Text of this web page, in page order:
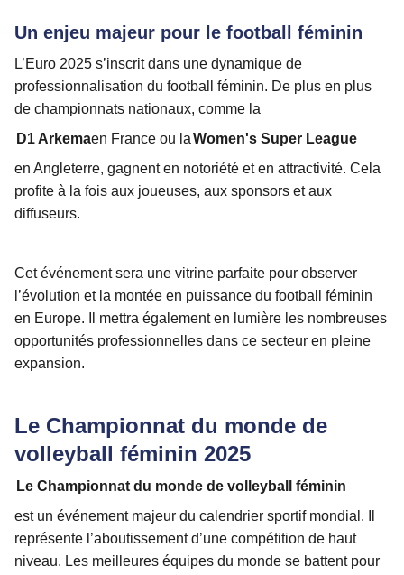
Un enjeu majeur pour le football féminin
L’Euro 2025 s’inscrit dans une dynamique de
professionnalisation du football féminin. De plus en plus
de championnats nationaux, comme la
D1 Arkemaen France ou laWomen's Super League
en Angleterre, gagnent en notoriété et en attractivité. Cela
profite à la fois aux joueuses, aux sponsors et aux
diffuseurs.
Cet événement sera une vitrine parfaite pour observer
l’évolution et la montée en puissance du football féminin
en Europe. Il mettra également en lumière les nombreuses
opportunités professionnelles dans ce secteur en pleine
expansion.
Le Championnat du monde de
volleyball féminin 2025
Le Championnat du monde de volleyball féminin
est un événement majeur du calendrier sportif mondial. Il
représente l’aboutissement d’une compétition de haut
niveau. Les meilleures équipes du monde se battent pour